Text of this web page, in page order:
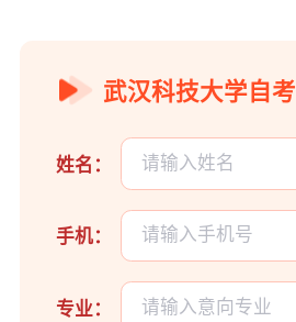
武汉科技大学自考
姓名：
手机：
专业：